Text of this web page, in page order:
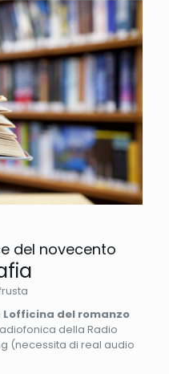
del novecento
Lofficina del romanzo
della Radio
(necessita di real audio